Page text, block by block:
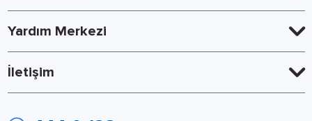
Yardım Merkezi
İletişim